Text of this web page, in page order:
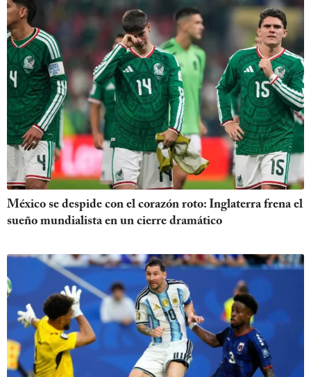
México se despide con el corazón roto: Inglaterra frena el
sueño mundialista en un cierre dramático